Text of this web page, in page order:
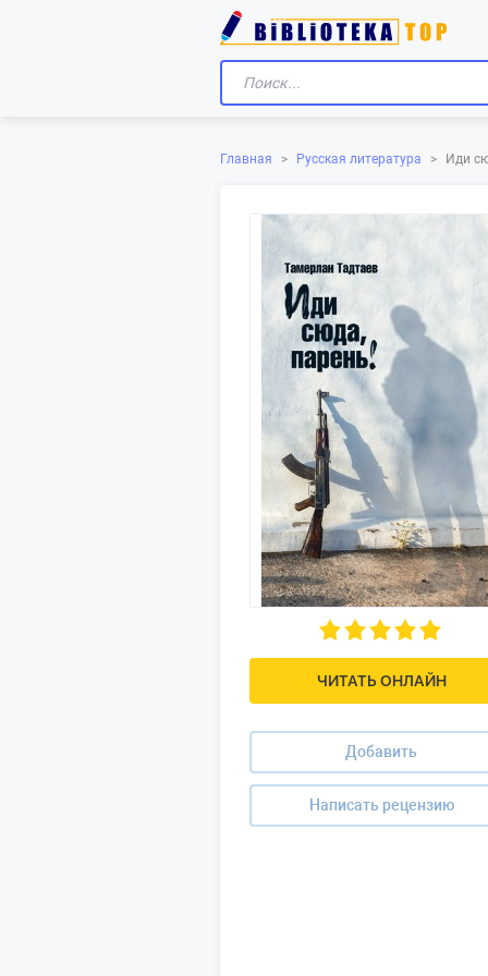
Главная > Русская литература > Иди
ЧИТАТЬ ОНЛАЙН
Добавить
Написать рецензию